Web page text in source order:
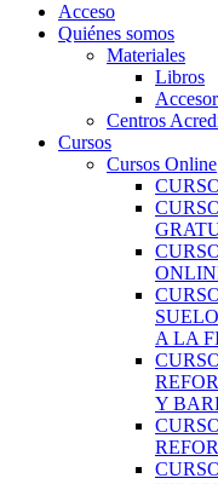
Acceso
Quiénes somos
Materiales
Libros
Centros
Cursos
Cursos Online
A LA
Y